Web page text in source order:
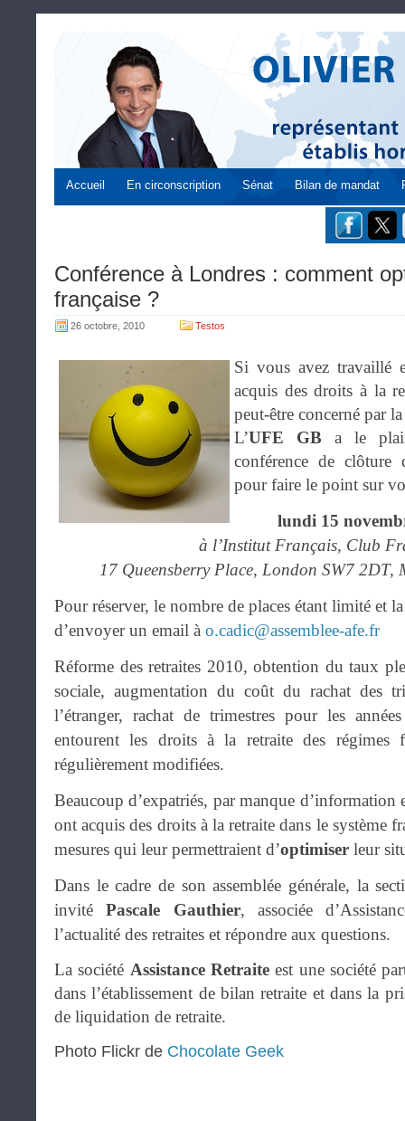
Accueil En circonscription Sénat Bilan de mandat
Conférence à Londres : comment
française ?
26 octobre, 2010 Testos
Si vous avez travaillé
acquis des droits à la
peut-être concerné par
L’UFE GB a le
conférence de clôture
pour faire le point sur
lundi 15
à l’Institut Français, Club
17 Queensberry Place, London SW7 2DT,
Pour réserver, le nombre de places étant limité et
d’envoyer un email à o.cadic@assemblee-afe.fr
Réforme des retraites 2010, obtention du taux
sociale, augmentation du coût du rachat des
l’étranger, rachat de trimestres pour les
entourent les droits à la retraite des régimes
régulièrement modifiées.
Beaucoup d’expatriés, par manque
ont acquis des droits à la retraite dans le système
mesures qui leur permettraient d’optimiser leur
Dans le cadre de son assemblée générale, la
invitéPascale Gauthier, associée
l’actualité des retraites et répondre aux questions.
La société Assistance Retraiteest une société
dans l’établissement de bilan retraite et dans la
de liquidation de retraite.
Photo Flickr de Chocolate Geek